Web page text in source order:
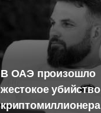
В ОАЭ произошло
жестокое убийство
криптомиллионера